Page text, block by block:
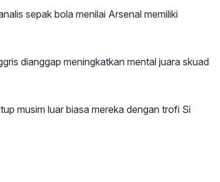
sepak bola menilai Arsenal memiliki
dianggap meningkatkan mental juara skuad
musim luar biasa mereka dengan trofi Si